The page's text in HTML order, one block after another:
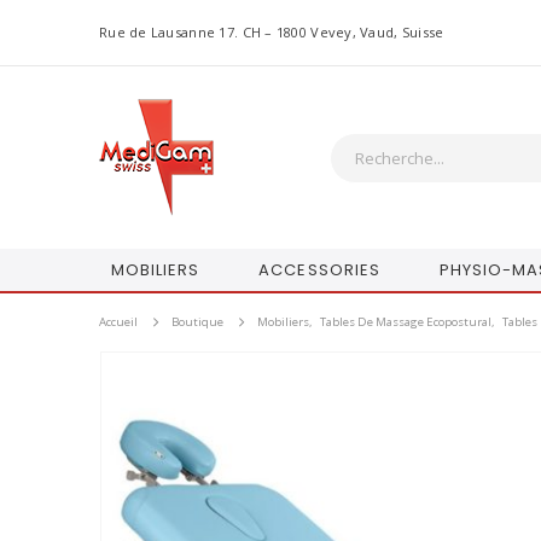
Rue de Lausanne 17. CH – 1800 Vevey, Vaud, Suisse
MOBILIERS ACCESSORIES PHYSIO-
Accueil Boutique Mobiliers, Tables De Massage Ecopostural,